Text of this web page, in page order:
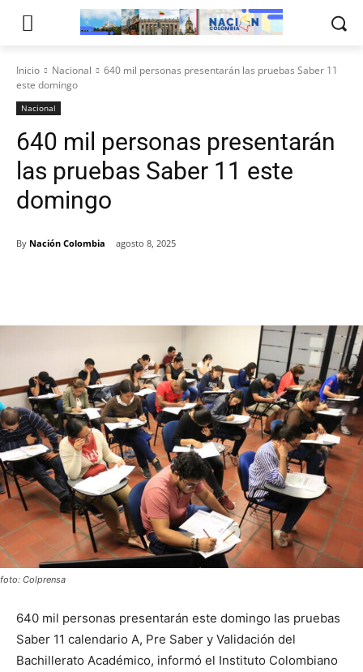
Inicio Nacional
640 mil personas presentarán las pruebas Saber 11
este domingo
Nacional
640 mil personas presentarán
las pruebas Saber 11 este
domingo
By Nación Colombia agosto 8, 2025
foto: Colprensa
640 mil personas presentarán este domingo las pruebas
Saber 11 calendario A, Pre Saber y Validación del
Bachillerato Académico, informó el Instituto Colombiano